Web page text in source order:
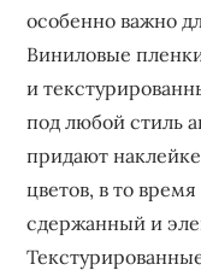
особенно важно
Виниловые
и
под любой стиль
придают
цветов, в то
сдержанный и